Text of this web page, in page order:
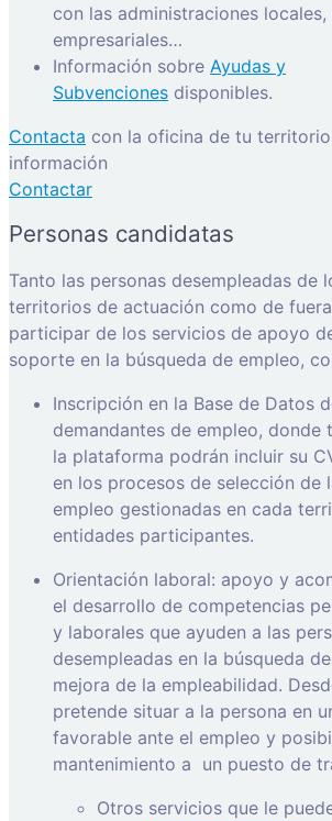
con las administraciones
empresariales…
Información sobre Ayudas y
Subvenciones disponibles.
Contacta con la oficina de tu
información
Contactar
Personas candidatas
Tanto las personas desempleadas de
territorios de actuación como de
participar de los servicios de apoyo
soporte en la búsqueda de empleo,
Inscripción en la Base de Datos
demandantes de empleo, donde
la plataforma podrán incluir su
en los procesos de selección de
empleo gestionadas en cada
entidades participantes.
Orientación laboral: apoyo y
el desarrollo de competencias
y laborales que ayuden a las
desempleadas en la búsqueda
mejora de la empleabilidad.
pretende situar a la persona en
favorable ante el empleo y
mantenimiento a un puesto de
Otros servicios que le